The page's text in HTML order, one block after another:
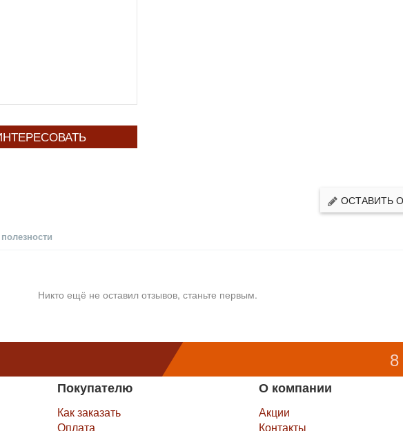
ОСТАВИТЬ
Никто ещё не оставил отзывов, станьте первым.
8
Покупателю
Как заказать
Оплата
О компании
Акции
Контакты